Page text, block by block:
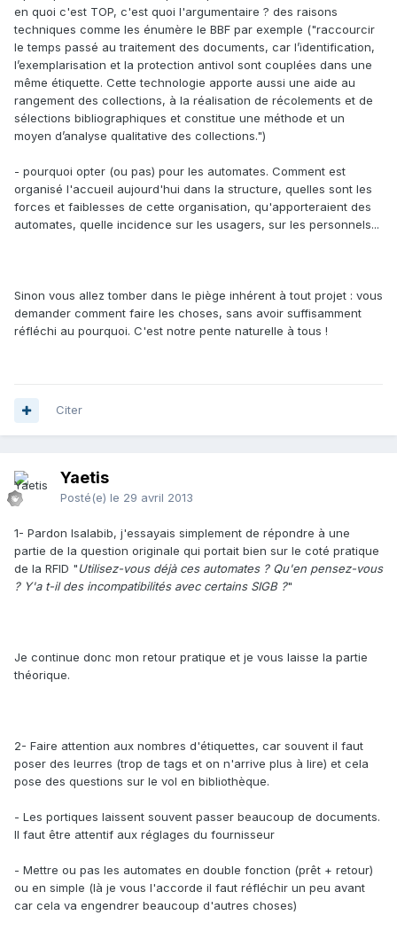
en quoi c'est TOP, c'est quoi l'argumentaire ? des raisons
techniques comme les énumère le BBF par exemple ("raccourcir
le temps passé au traitement des documents, car l’identification,
l’exemplarisation et la protection antivol sont couplées dans une
même étiquette. Cette technologie apporte aussi une aide au
rangement des collections, à la réalisation de récolements et de
sélections bibliographiques et constitue une méthode et un
moyen d’analyse qualitative des collections.")
- pourquoi opter (ou pas) pour les automates. Comment est
organisé l'accueil aujourd'hui dans la structure, quelles sont les
forces et faiblesses de cette organisation, qu'apporteraient des
automates, quelle incidence sur les usagers, sur les personnels...
Sinon vous allez tomber dans le piège inhérent à tout projet : vous
demander comment faire les choses, sans avoir suffisamment
réfléchi au pourquoi. C'est notre pente naturelle à tous !
Citer
Yaetis
Posté(e) le 29 avril 2013
1- Pardon Isalabib, j'essayais simplement de répondre à une
partie de la question originale qui portait bien sur le coté pratique
de la RFID "Utilisez-vous déjà ces automates ? Qu'en pensez-vous
? Y'a t-il des incompatibilités avec certains SIGB ?"
Je continue donc mon retour pratique et je vous laisse la partie
théorique.
2- Faire attention aux nombres d'étiquettes, car souvent il faut
poser des leurres (trop de tags et on n'arrive plus à lire) et cela
pose des questions sur le vol en bibliothèque.
- Les portiques laissent souvent passer beaucoup de documents.
Il faut être attentif aux réglages du fournisseur
- Mettre ou pas les automates en double fonction (prêt + retour)
ou en simple (là je vous l'accorde il faut réfléchir un peu avant
car cela va engendrer beaucoup d'autres choses)